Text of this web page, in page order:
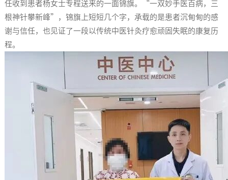
任收到患者杨女士专程送来的一面锦旗。“一双妙手医百病，三
根神针攀新峰”，锦旗上短短几个字，承载的是患者沉甸甸的感
谢与信任，也见证了一段以传统中医针灸疗愈顽固失眠的康复历
程。